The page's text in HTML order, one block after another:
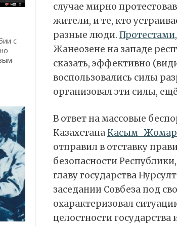
с
случае мирно
жители, и те, кто
разные люди. Протестами
Жанеозене на западе
сказать, эффективно
воспользовались силы
организовал эти силы,
В ответ на массовые
Казахстана Касым-
отправил в отставку
безопасности
главу государства
заседании Совбеза под
охарактеризовал
целостности